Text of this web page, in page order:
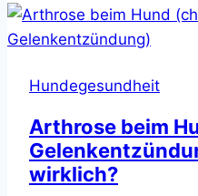
–
Schmerzen,
oder
Wonne?
Hundegesundheit
Arthrose beim
wirklich?